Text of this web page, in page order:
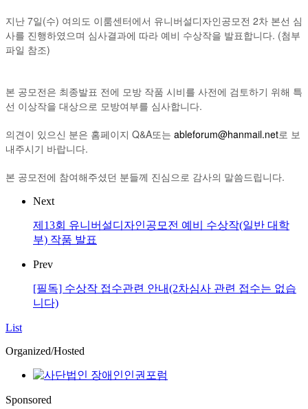
지난 7일(수) 여의도 이룸센터에서 유니버설디자인공모전 2차 본선 심
사를 진행하였으며 심사결과에 따라 예비 수상작을 발표합니다. (첨부
파일 참조)
본 공모전은 최종발표 전에 모방 작품 시비를 사전에 검토하기 위해 특
선 이상작을 대상으로 모방여부를 심사합니다.
의견이 있으신 분은 홈페이지 Q&A또는 ableforum@hanmail.net로 보
내주시기 바랍니다.
본 공모전에 참여해주셨던 분들께 진심으로 감사의 말씀드립니다.
Next
제13회 유니버설디자인공모전 예비 수상작(일반 대학
부) 작품 발표
Prev
[필독] 수상작 접수관련 안내(2차심사 관련 접수는 없습
니다)
List
Organized/Hosted
Sponsored